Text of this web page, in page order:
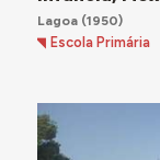
Lagoa(1950)
Escola Primária